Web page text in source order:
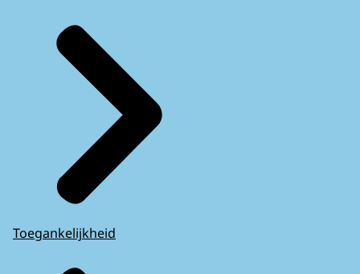
Toegankelijkheid